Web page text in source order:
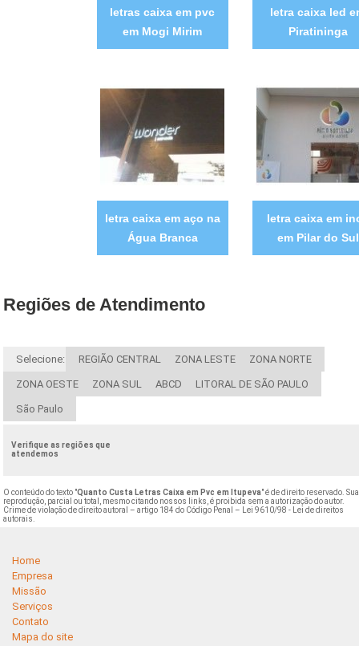
letras caixa em pvc
em Mogi Mirim
letra caixa led
Piratininga
letra caixa em aço na
Água Branca
letra caixa em
em Pilar do Sul
Regiões de Atendimento
Selecione: REGIÃO CENTRAL ZONA LESTE ZONA NORTE
ZONA OESTE ZONA SUL ABCD LITORAL DE SÃO PAULO
São Paulo
Verifique as regiões que
atendemos
O conteúdo do texto "Quanto Custa Letras Caixa em Pvc em Itupeva" é de direito reservado. Sua
reprodução, parcial ou total, mesmo citando nossos links, é proibida sem a autorização do autor.
Crime de violação de direito autoral – artigo 184 do Código Penal – Lei 9610/98 - Lei de direitos
autorais.
Home
Empresa
Missão
Serviços
Contato
Mapa do site